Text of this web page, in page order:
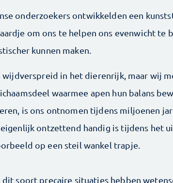
onderzoekers ontwikkelden een
om ons te helpen ons evenwicht te
kunnen maken.
wijdverspreid in het dierenrijk, maar wij
waarmee apen hun balans
is ons ontnomen tijdens miljoenen
ontzettend handig is tijdens het
op een steil wankel trapje.
soort precaire situaties hebben